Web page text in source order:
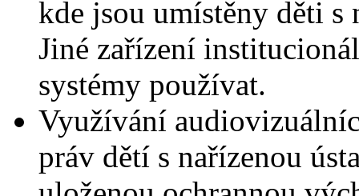
kde jsou umístěny děti s
Jiné zařízení
systémy používat.
Využívání
práv dětí s nařízenou